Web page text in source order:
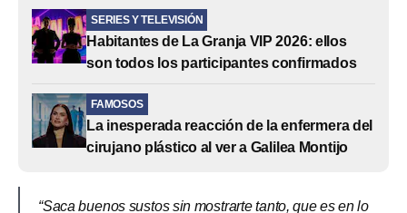
SERIES Y TELEVISIÓN
Habitantes de La Granja VIP 2026: ellos
son todos los participantes confirmados
FAMOSOS
La inesperada reacción de la enfermera del
cirujano plástico al ver a Galilea Montijo
“Saca buenos sustos sin mostrarte tanto, que es en lo